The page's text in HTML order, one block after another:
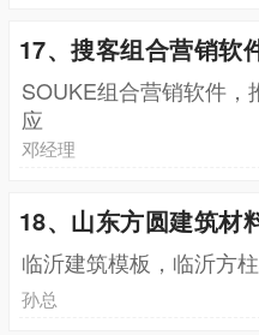
17、搜客组合营销软
SOUKE组合营销软件
应
邓经理
18、山东方圆建筑材
临沂建筑模板，临沂方
孙总